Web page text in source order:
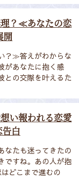
？≪あなたの恋
開
？≫答えがわからな
があなたに抱く感
との交際を叶えるた
い報われる恋愛
白
なたも迷ってきたの
すね。あの人が抱
どこまで進むの